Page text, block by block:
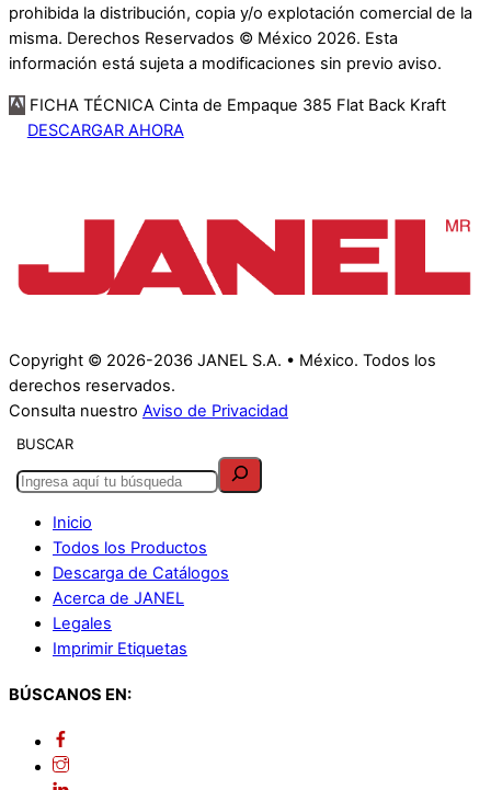
prohibida la distribución, copia y/o explotación comercial de la
misma. Derechos Reservados © México 2026. Esta
información está sujeta a modificaciones sin previo aviso.
FICHA TÉCNICA Cinta de Empaque 385 Flat Back Kraft
DESCARGAR AHORA
Copyright © 2026-2036 JANEL S.A. • México. Todos los
derechos reservados.
Consulta nuestro Aviso de Privacidad
BUSCAR
Inicio
Todos los Productos
Descarga de Catálogos
Acerca de JANEL
Legales
Imprimir Etiquetas
BÚSCANOS EN: